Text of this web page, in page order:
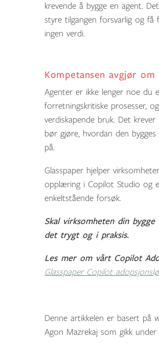
krevende å bygge en agent.
styre tilgangen forsvarlig og
ingen verdi.
Kompetansen avgjør om
Agenter er ikke lenger noe du
forretningskritiske prosesser,
verdiskapende bruk. Det
bør gjøre, hvordan den
på.
Glasspaper hjelper
opplæring i Copilot Studio og
enkeltstående forsøk.
Skal virksomheten din
det trygt og i praksis.
Les mer om vårt Copilot
Glasspaper Copilotadopsjon
Denne artikkelen er basert på
Agon Mazrekaj som gikk